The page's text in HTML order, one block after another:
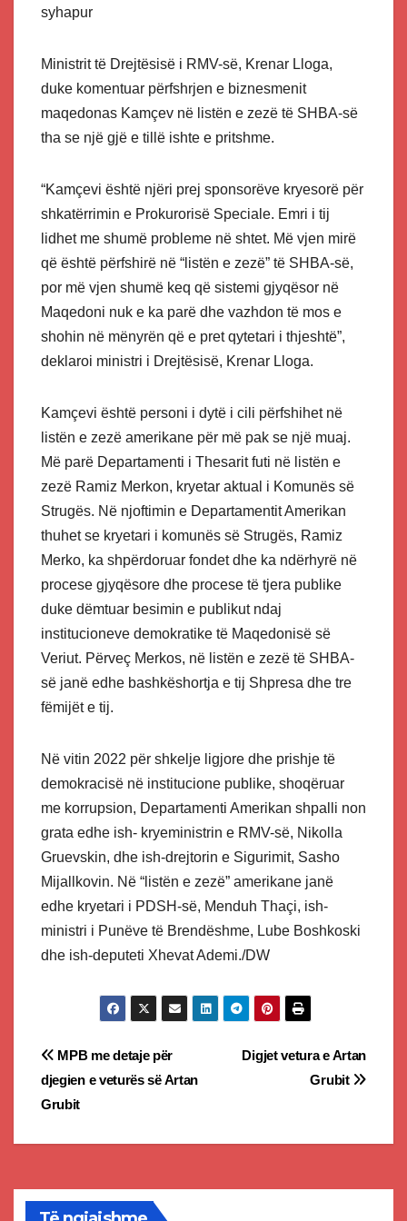
syhapur
Ministrit të Drejtësisë i RMV-së, Krenar Lloga,
duke komentuar përfshrjen e biznesmenit
maqedonas Kamçev në listën e zezë të SHBA-së
tha se një gjë e tillë ishte e pritshme.
“Kamçevi është njëri prej sponsorëve kryesorë për
shkatërrimin e Prokurorisë Speciale. Emri i tij
lidhet me shumë probleme në shtet. Më vjen mirë
që është përfshirë në “listën e zezë” të SHBA-së,
por më vjen shumë keq që sistemi gjyqësor në
Maqedoni nuk e ka parë dhe vazhdon të mos e
shohin në mënyrën që e pret qytetari i thjeshtë”,
deklaroi ministri i Drejtësisë, Krenar Lloga.
Kamçevi është personi i dytë i cili përfshihet në
listën e zezë amerikane për më pak se një muaj.
Më parë Departamenti i Thesarit futi në listën e
zezë Ramiz Merkon, kryetar aktual i Komunës së
Strugës. Në njoftimin e Departamentit Amerikan
thuhet se kryetari i komunës së Strugës, Ramiz
Merko, ka shpërdoruar fondet dhe ka ndërhyrë në
procese gjyqësore dhe procese të tjera publike
duke dëmtuar besimin e publikut ndaj
institucioneve demokratike të Maqedonisë së
Veriut. Përveç Merkos, në listën e zezë të SHBA-
së janë edhe bashkëshortja e tij Shpresa dhe tre
fëmijët e tij.
Në vitin 2022 për shkelje ligjore dhe prishje të
demokracisë në institucione publike, shoqëruar
me korrupsion, Departamenti Amerikan shpalli non
grata edhe ish- kryeministrin e RMV-së, Nikolla
Gruevskin, dhe ish-drejtorin e Sigurimit, Sasho
Mijallkovin. Në “listën e zezë” amerikane janë
edhe kryetari i PDSH-së, Menduh Thaçi, ish-
ministri i Punëve të Brendëshme, Lube Boshkoski
dhe ish-deputeti Xhevat Ademi./DW
Post
navigation
Digjet vetura e Artan
Grubit
MPB me detaje për
djegien e veturës së Artan
Grubit